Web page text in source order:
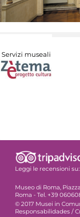
Servizi museali
Leggi le recensioni su:
Museo di Roma,
Roma - Tel. +39
© 2017 Musei in
Responsabilidades /